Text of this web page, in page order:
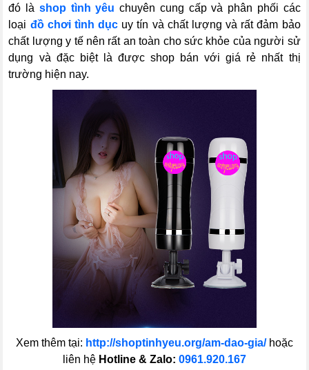
đó là shop tình yêu chuyên cung cấp và phân phối các
loại đồ chơi tình dục uy tín và chất lượng và rất đảm bảo
chất lượng y tế nên rất an toàn cho sức khỏe của người sử
dụng và đặc biệt là được shop bán với giá rẻ nhất thị
trường hiện nay.
Xem thêm tại: http://shoptinhyeu.org/am-dao-gia/hoặc
liên hệ Hotline & Zalo: 0961.920.167